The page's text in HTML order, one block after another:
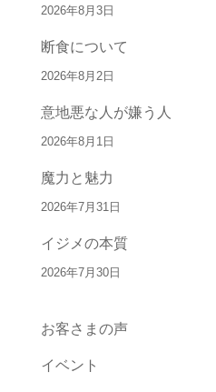
2026年8月3日
断食について
2026年8月2日
意地悪な人が嫌う人
2026年8月1日
魔力と魅力
2026年7月31日
イジメの本質
2026年7月30日
お客さまの声
イベント